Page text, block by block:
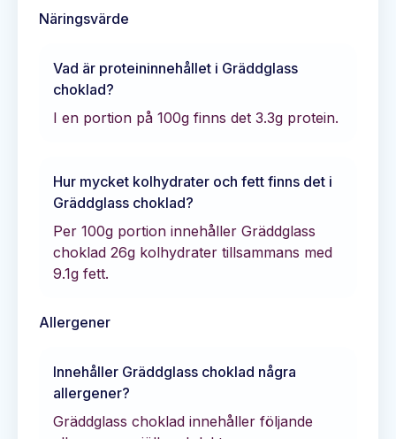
Näringsvärde
Vad är proteininnehållet i Gräddglass
choklad?
I en portion på 100g finns det 3.3g protein.
Hur mycket kolhydrater och fett finns det i
Gräddglass choklad?
Per 100g portion innehåller Gräddglass
choklad 26g kolhydrater tillsammans med
9.1g fett.
Allergener
Innehåller Gräddglass choklad några
allergener?
Gräddglass choklad innehåller följande